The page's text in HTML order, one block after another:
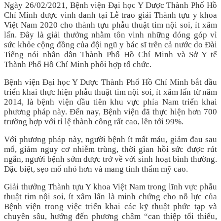
Ngày 26/02/2021, Bệnh viện Đại học Y Dược Thành Phố Hồ
Chí Minh được vinh danh tại Lễ trao giải Thành tựu y khoa
Việt Nam 2020 cho thành tựu phẫu thuật tim nội soi, ít xâm
lấn. Đây là giải thưởng nhằm tôn vinh những đóng góp vì
sức khỏe cộng đồng của đội ngũ y bác sĩ trên cả nước do Đài
Tiếng nói nhân dân Thành Phố Hồ Chí Minh và Sở Y tế
Thành Phố Hồ Chí Minh phối hợp tổ chức.
Bệnh viện Đại học Y Dược Thành Phố Hồ Chí Minh bắt đầu
triển khai thực hiện phẫu thuật tim nội soi, ít xâm lấn từ năm
2014, là bệnh viện đầu tiên khu vực phía Nam triển khai
phương pháp này. Đến nay, Bệnh viện đã thực hiện hơn 700
trường hợp với tỉ lệ thành công rất cao, lên tới 99%.
Với phương pháp này, người bệnh ít mất máu, giảm đau sau
mổ, giảm nguy cơ nhiễm trùng, thời gian hồi sức được rút
ngắn, người bệnh sớm được trở về với sinh hoạt bình thường.
Đặc biệt, sẹo mổ nhỏ hơn và mang tính thẩm mỹ cao.
Giải thưởng Thành tựu Y khoa Việt Nam trong lĩnh vực phẫu
thuật tim nội soi, ít xâm lấn là minh chứng cho nỗ lực của
Bệnh viện trong việc triển khai các kỹ thuật phức tạp và
chuyên sâu, hướng đến phương châm “can thiệp tối thiểu,